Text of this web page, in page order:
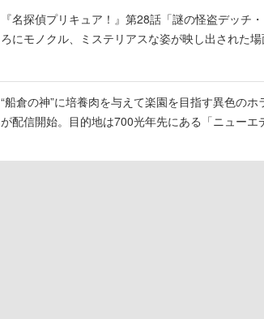
『名探偵プリキュア！』第28話「謎の怪盗デッチ
ろにモノクル、ミステリアスな姿が映し出された場
“船倉の神”に培養肉を与えて楽園を目指す異色の
が配信開始。目的地は700光年先にある「ニュー